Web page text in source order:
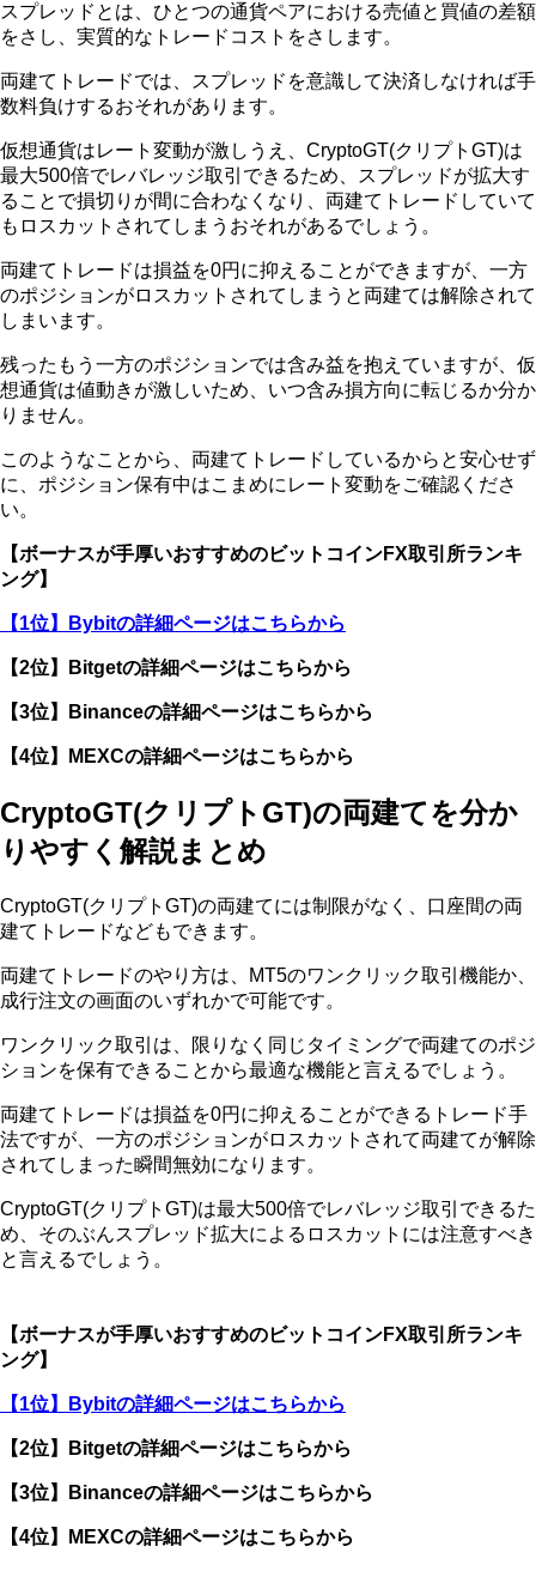
スプレッドとは、ひとつの通貨ペアにおける売値と買値の差額
をさし、実質的なトレードコストをさします。
両建てトレードでは、スプレッドを意識して決済しなければ手
数料負けするおそれがあります。
仮想通貨はレート変動が激しうえ、CryptoGT(クリプトGT)は
最大500倍でレバレッジ取引できるため、スプレッドが拡大す
ることで損切りが間に合わなくなり、両建てトレードしていて
もロスカットされてしまうおそれがあるでしょう。
両建てトレードは損益を0円に抑えることができますが、一方
のポジションがロスカットされてしまうと両建ては解除されて
しまいます。
残ったもう一方のポジションでは含み益を抱えていますが、仮
想通貨は値動きが激しいため、いつ含み損方向に転じるか分か
りません。
このようなことから、両建てトレードしているからと安心せず
に、ポジション保有中はこまめにレート変動をご確認くださ
い。
【ボーナスが手厚いおすすめのビットコインFX取引所ランキ
ング】
【1位】Bybitの詳細ページはこちらから
【2位】Bitgetの詳細ページはこちらから
【3位】Binanceの詳細ページはこちらから
【4位】MEXCの詳細ページはこちらから
CryptoGT(クリプトGT)の両建てを分か
りやすく解説まとめ
CryptoGT(クリプトGT)の両建てには制限がなく、口座間の両
建てトレードなどもできます。
両建てトレードのやり方は、MT5のワンクリック取引機能か、
成行注文の画面のいずれかで可能です。
ワンクリック取引は、限りなく同じタイミングで両建てのポジ
ションを保有できることから最適な機能と言えるでしょう。
両建てトレードは損益を0円に抑えることができるトレード手
法ですが、一方のポジションがロスカットされて両建てが解除
されてしまった瞬間無効になります。
CryptoGT(クリプトGT)は最大500倍でレバレッジ取引できるた
め、そのぶんスプレッド拡大によるロスカットには注意すべき
と言えるでしょう。
【ボーナスが手厚いおすすめのビットコインFX取引所ランキ
ング】
【1位】Bybitの詳細ページはこちらから
【2位】Bitgetの詳細ページはこちらから
【3位】Binanceの詳細ページはこちらから
【4位】MEXCの詳細ページはこちらから